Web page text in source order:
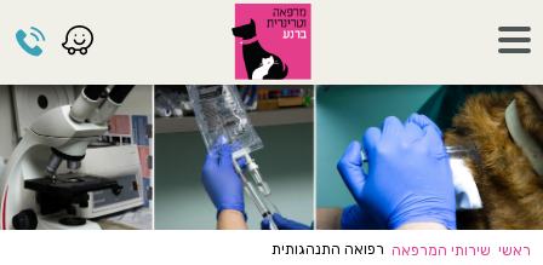
ראשי שירותי המרפאה רפואה התנהגותית